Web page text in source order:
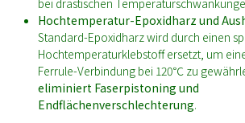
bei drastischen
Hochtemperatur-Epoxidharz und
Standard-Epoxidharz wird durch einen
Hochtemperaturklebstoff ersetzt, um
Ferrule-Verbindung bei 120℃ zu
eliminiert Faserpistoning und
Endflächenverschlechterung.